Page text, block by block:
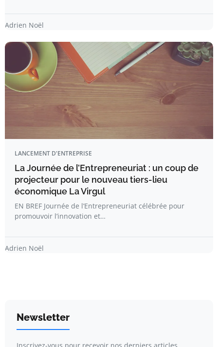
Adrien Noël
LANCEMENT D'ENTREPRISE
La Journée de l’Entrepreneuriat : un coup de
projecteur pour le nouveau tiers-lieu
économique La Virgul
EN BREF Journée de l’Entrepreneuriat célébrée pour
promouvoir l’innovation et…
Adrien Noël
Newsletter
Inscrivez-vous pour recevoir nos derniers articles